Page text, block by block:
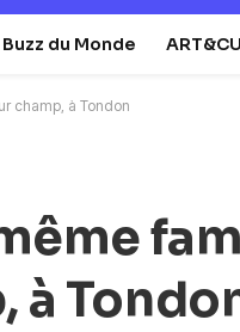
Buzz du Monde
champ, à Tondon
à